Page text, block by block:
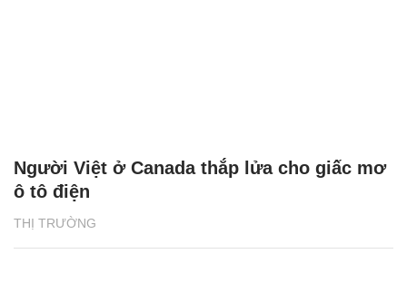
THỊ TRƯỜNG
Người Việt ở Canada thắp lửa cho giấc mơ
ô tô điện